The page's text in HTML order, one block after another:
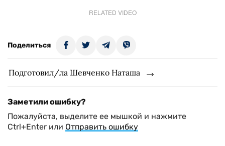
RELATED VIDEO
Поделиться
Подготовил/ла Шевченко Наташа
Заметили ошибку?
Пожалуйста, выделите ее мышкой и нажмите
Ctrl+Enter или Отправить ошибку